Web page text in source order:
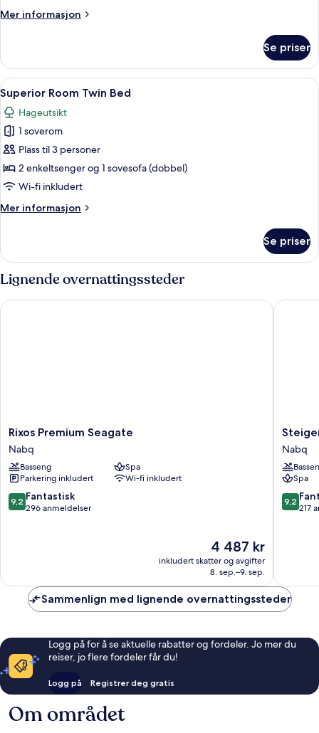
Mer informasjon
Mer
Suite
Twin
Bed
Se priser
Åpne
alle
bildene
av
Superior
Room
Twin
Superior Room Twin Bed | Minibar
4
Superior Room Twin Bed
Hageutsikt
1 soverom
Plass til 3 personer
2 enkeltsenger og 1 sovesofa (dobbel)
Wi-fi inkludert
Mer informasjon
Mer
Room
Bed
Se priser
Lignende overnattingssteder
Rixos
Premium
Seagate
Nabq
Rixos Premium Seagate
Nabq
Basseng
Spa
Parkering inkludert
Wi-fi inkludert
9.2
av
9,2 Fantastisk
296 anmeldelser
Prisen
er
4 487 kr
4 487 kr
inkludert skatter og avgifter
8. sep.–9. sep.
Rixos Premium Seagate
Alcazar
Nabq
Nabq
Spa
9.2
av
9,2
217
Sammenlign med lignende overnattingssteder
Logg på for å se aktuelle rabatter og fordeler. Jo mer du
reiser, jo flere fordeler får du!
Logg på Registrer deg gratis
Om området